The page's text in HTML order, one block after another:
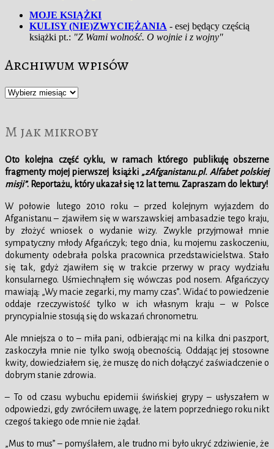
MOJE KSIĄŻKI
KULISY (NIE)ZWYCIĘŻANIA - esej będący częścią
książki pt.: "Z Wami wolność. O wojnie i z wojny"
Archiwum wpisów
Archiwum
M jak mikroby
Oto kolejna część cyklu, w ramach którego publikuję obszerne
fragmenty mojej pierwszej książki „zAfganistanu.pl. Alfabet polskiej
misji”. Reportażu, który ukazał się 12 lat temu. Zapraszam do lektury!
W połowie lutego 2010 roku – przed kolejnym wyjazdem do
Afganistanu – zjawiłem się w warszawskiej ambasadzie tego kraju,
by złożyć wniosek o wydanie wizy. Zwykle przyjmował mnie
sympatyczny młody Afgańczyk; tego dnia, ku mojemu zaskoczeniu,
dokumenty odebrała polska pracownica przedstawicielstwa. Stało
się tak, gdyż zjawiłem się w trakcie przerwy w pracy wydziału
konsularnego. Uśmiechnąłem się wówczas pod nosem. Afgańczycy
mawiają: „Wy macie zegarki, my mamy czas”. Widać to powiedzenie
oddaje rzeczywistość tylko w ich własnym kraju – w Polsce
pryncypialnie stosują się do wskazań chronometru.
Ale mniejsza o to – miła pani, odbierając mi na kilka dni paszport,
zaskoczyła mnie nie tylko swoją obecnością. Oddając jej stosowne
kwity, dowiedziałem się, że muszę do nich dołączyć zaświadczenie o
dobrym stanie zdrowia.
– To od czasu wybuchu epidemii świńskiej grypy – usłyszałem w
odpowiedzi, gdy zwróciłem uwagę, że latem poprzedniego roku nikt
czegoś takiego ode mnie nie żądał.
„Mus to mus” – pomyślałem, ale trudno mi było ukryć zdziwienie, że